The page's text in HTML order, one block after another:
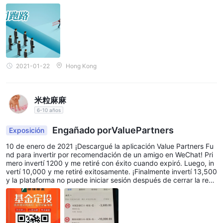
2021-01-22 Hong Kong
米粒麻麻
6-10 años
Exposición Engañado porValuePartners
10 de enero de 2021 ¡Descargué la aplicación Value Partners Fu
nd para invertir por recomendación de un amigo en WeChat! Pri
mero invertí 1200 y me retiré con éxito cuando expiró. Luego, in
vertí 10,000 y me retiré exitosamente. ¡Finalmente invertí 13,500
y la plataforma no puede iniciar sesión después de cerrar la red!
¡Espero que tu plataforma te ayude! ¡Gracias!